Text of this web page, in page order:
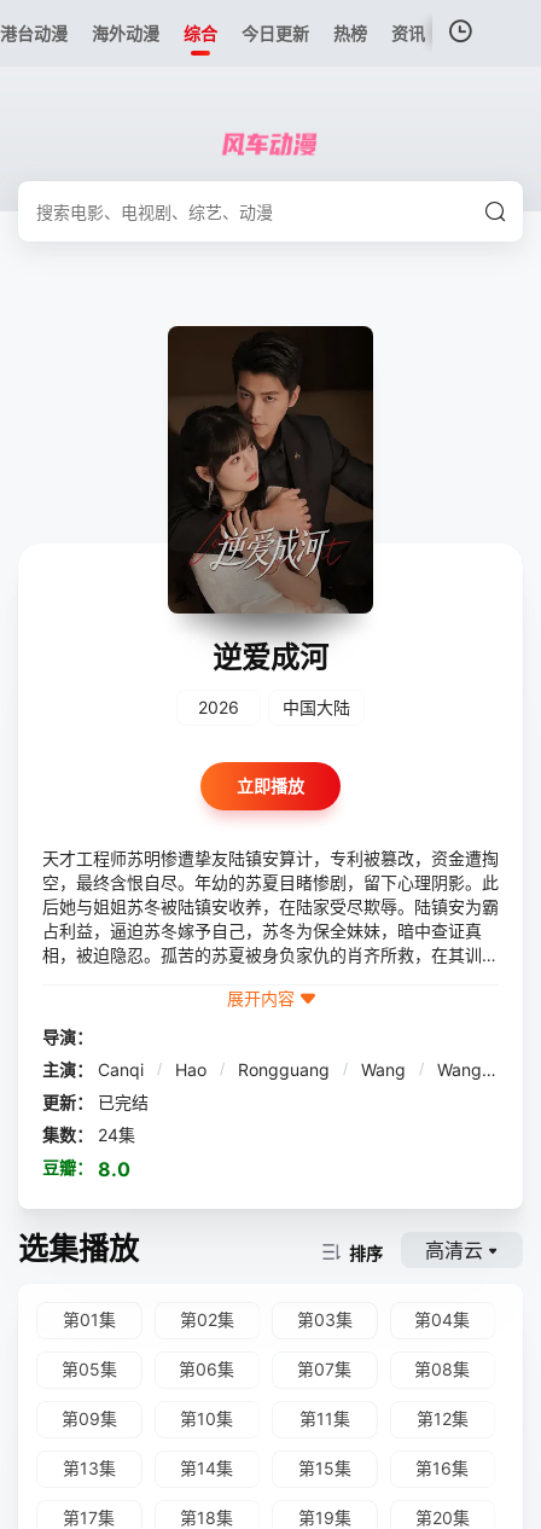
港台动漫 海外动漫 综合 今日更新 热榜 资讯
逆爱成河
2026 中国大陆
立即播放
天才工程师苏明惨遭挚友陆镇安算计，专利被篡改，资金遭掏
空，最终含恨自尽。年幼的苏夏目睹惨剧，留下心理阴影。此
后她与姐姐苏冬被陆镇安收养，在陆家受尽欺辱。陆镇安为霸
占利益，逼迫苏冬嫁予自己，苏冬为保全妹妹，暗中查证真
相，被迫隐忍。孤苦的苏夏被身负家仇的肖齐所救，在其训练
近陆镇安之子陆帆。陆帆对苏夏又爱又疑，逐渐深陷其中。苏
夏一边伺机窃取机密，一边戳穿简西冒名邀功的假象。
展开内容
导演：
主演：
Canqi / Hao / Rongguang / Wang / Wang
更新：
已完结
集数：
24集
豆瓣：
8.0
选集播放 排序 高清云
第01集 第02集 第03集 第04集
第05集 第06集 第07集 第08集
第09集 第10集 第11集 第12集
第13集 第14集 第15集 第16集
第17集 第18集 第19集 第20集